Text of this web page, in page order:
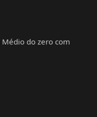
do zero com